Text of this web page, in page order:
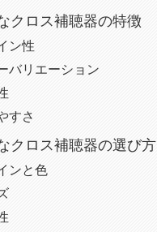
クロス補聴器の特徴
ン性
バリエーション
すさ
クロス補聴器の選び方
ンと色